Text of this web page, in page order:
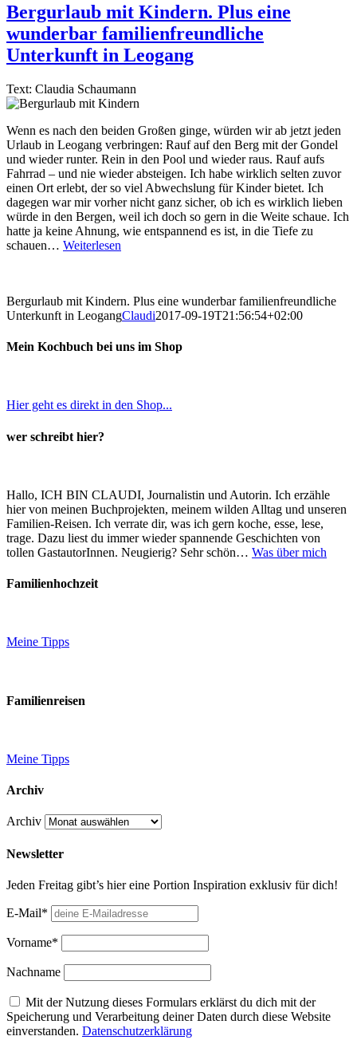
Bergurlaub mit Kindern. Plus eine
wunderbar familienfreundliche
Unterkunft in Leogang
Text: Claudia Schaumann
Wenn es nach den beiden Großen ginge, würden wir ab jetzt jeden
Urlaub in Leogang verbringen: Rauf auf den Berg mit der Gondel
und wieder runter. Rein in den Pool und wieder raus. Rauf aufs
Fahrrad – und nie wieder absteigen. Ich habe wirklich selten zuvor
einen Ort erlebt, der so viel Abwechslung für Kinder bietet. Ich
dagegen war mir vorher nicht ganz sicher, ob ich es wirklich lieben
würde in den Bergen, weil ich doch so gern in die Weite schaue. Ich
hatte ja keine Ahnung, wie entspannend es ist, in die Tiefe zu
schauen… Weiterlesen
Bergurlaub mit Kindern. Plus eine wunderbar familienfreundliche
Unterkunft in LeogangClaudi2017-09-19T21:56:54+02:00
Mein Kochbuch bei uns im Shop
Hier geht es direkt in den Shop...
wer schreibt hier?
Hallo, ICH BIN CLAUDI, Journalistin und Autorin. Ich erzähle
hier von meinen Buchprojekten, meinem wilden Alltag und unseren
Familien-Reisen. Ich verrate dir, was ich gern koche, esse, lese,
trage. Dazu liest du immer wieder spannende Geschichten von
tollen GastautorInnen. Neugierig? Sehr schön… Was über mich
Familienhochzeit
Meine Tipps
Familienreisen
Meine Tipps
Archiv
Archiv
Newsletter
Jeden Freitag gibt’s hier eine Portion Inspiration exklusiv für dich!
E-Mail*
Vorname*
Nachname
Mit der Nutzung dieses Formulars erklärst du dich mit der
Speicherung und Verarbeitung deiner Daten durch diese Website
einverstanden. Datenschutzerklärung